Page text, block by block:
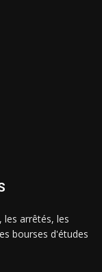
les arrêtés, les
bourses d'études